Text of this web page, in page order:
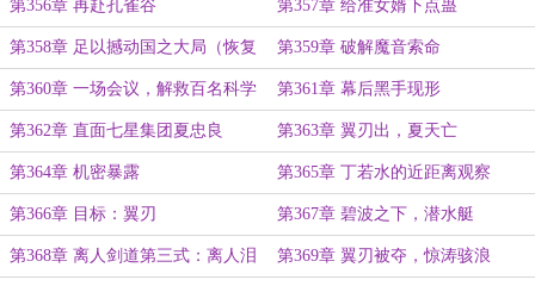
第356章 再赴孔雀谷 第357章 给准女婿下点蛊
第358章 足以撼动国之大局（恢复
日六千）
第359章 破解魔音索命
第360章 一场会议，解救百名科学
家
第361章 幕后黑手现形
第362章 直面七星集团夏忠良 第363章 翼刃出，夏天亡
第364章 机密暴露 第365章 丁若水的近距离观察
第366章 目标：翼刃 第367章 碧波之下，潜水艇
第368章 离人剑道第三式：离人泪 第369章 翼刃被夺，惊涛骇浪